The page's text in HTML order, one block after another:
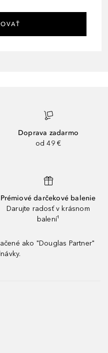
Doprava zadarmo
od 49 €
Prémiové darčekové balenie
Darujte radosť v krásnom
balení¹
ako "Douglas Partner"